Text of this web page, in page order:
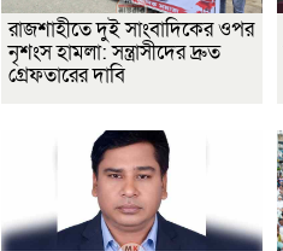
রাজশাহীতে দুই সাংবাদিকের ওপর
নৃশংস হামলা: সন্ত্রাসীদের দ্রুত
গ্রেফতারের দাবি